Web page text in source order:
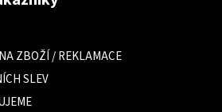
ZBOŽÍ / REKLAMACE
SLEV